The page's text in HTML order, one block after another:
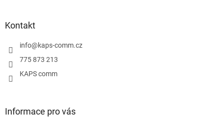
Kontakt
info@kaps-comm.cz
775 873 213
KAPS comm
Informace pro vás